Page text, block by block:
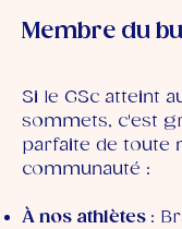
Membre du
Si le GSc atteint
sommets, c'est
parfaite de toute
communauté :
À nos athlètes :